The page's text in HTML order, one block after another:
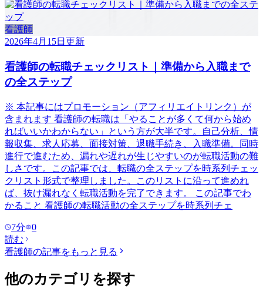
看護師
2026年4月15日 更新
看護師の転職チェックリスト｜準備から入職まで
の全ステップ
※ 本記事にはプロモーション（アフィリエイトリンク）が
含まれます 看護師の転職は「やることが多くて何から始め
ればいいかわからない」という方が大半です。自己分析、情
報収集、求人応募、面接対策、退職手続き、入職準備。同時
進行で進むため、漏れや遅れが生じやすいのが転職活動の難
しさです。この記事では、転職の全ステップを時系列チェッ
クリスト形式で整理しました。このリストに沿って進めれ
ば、抜け漏れなく転職活動を完了できます。 この記事でわ
かること 看護師の転職活動の全ステップを時系列チェ
7分
0
読む
看護師の記事をもっと見る
他のカテゴリを探す